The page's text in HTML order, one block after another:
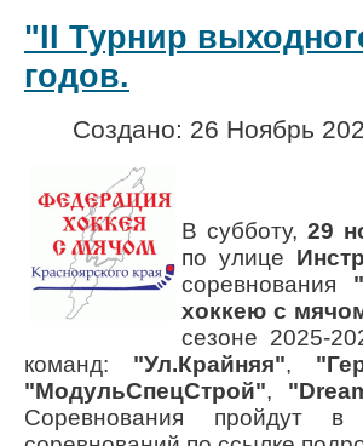
"II Турнир
годов.
Создано: 26 Ноябрь
В субботу,29
по улице
соревнования
хоккею с
сезоне 2025-
команд: "Ул.Крайняя",
"МодульСпецСтрой",
Соревнования пройдут в